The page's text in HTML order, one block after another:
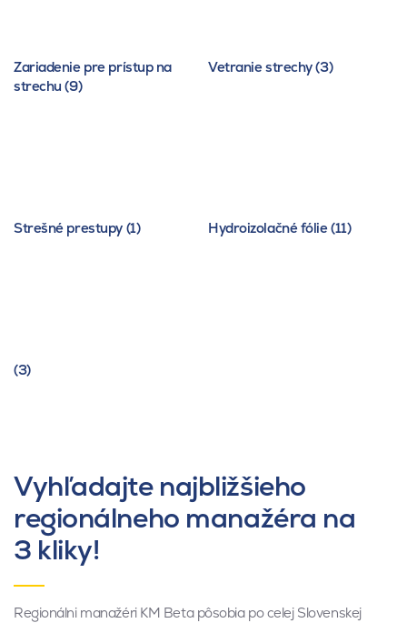
Zariadenie pre prístup na
strechu (9)
Vetranie strechy (3)
Strešné prestupy (1) Hydroizolačné fólie (11)
(3)
Vyhľadajte najbližšieho
regionálneho manažéra na
3 kliky!
Regionálni manažéri KM Beta pôsobia po celej Slovenskej